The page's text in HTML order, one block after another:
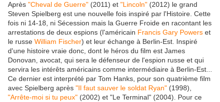
Après "Cheval de Guerre" (2011) et "Lincoln" (2012) le grand
Steven Spielberg est une nouvelle fois inspiré par l'Histoire. Cette
fois ni 14-18, ni Sécession mais la Guerre Froide en racontant les
arrestations de deux espions (l'américain Francis Gary Powers et
le russe William Fischer) et leur échange à Berlin-Est. Inspiré
d'une histoire vraie donc, dont le héros du film est James
Donovan, avocat, qui sera le défenseur de l'espion russe et qui
servira les intérêts américains comme intermédiaire à Berlin-Est...
Ce dernier est interprété par Tom Hanks, pour son quatrième film
avec Spielberg après "Il faut sauver le soldat Ryan" (1998),
"Arrête-moi si tu peux" (2002) et "Le Terminal" (2004). Pour ce